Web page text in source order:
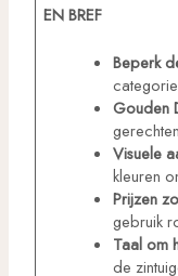
EN BREF
Beperk
Gouden
Visuele
kleuren
Prijzen
gebruik
Taal om
de